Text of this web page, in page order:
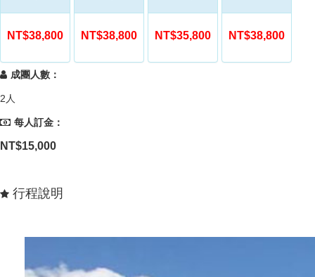
NT$38,800 NT$38,800 NT$35,800 NT$38,800
成團人數：
2人
每人訂金：
NT$15,000
行程說明